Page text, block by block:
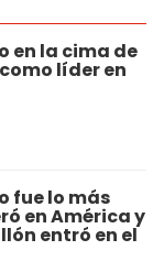
en la cima de
líder en
fue lo más
en América y
entró en el